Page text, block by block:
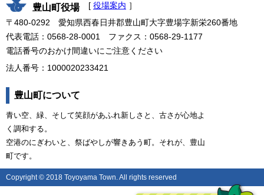
豊山町役場 [ 役場案内 ］
〒480-0292 愛知県西春日井郡豊山町大字豊場字新栄260番地
代表電話：0568-28-0001 ファクス：0568-29-1177
電話番号のおかけ間違いにご注意ください
法人番号：1000020233421
豊山町について
青い空、緑、そして笑顔があふれ新しさと、古さが心地よ
く調和する。
空港のにぎわいと、祭ばやしが響きあう町。それが、豊山
町です。
Copyright © 2018 Toyoyama Town. All rights reserved